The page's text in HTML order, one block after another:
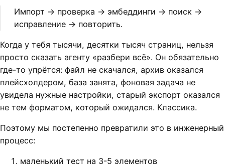
Импорт → проверка → эмбеддинги → поиск →
исправление → повторить.
Когда у тебя тысячи, десятки тысяч страниц, нельзя
просто сказать агенту «разбери всё». Он обязательно
где-то упрётся: файл не скачался, архив оказался
плейсхолдером, база занята, фоновая задача не
увидела нужные настройки, старый экспорт оказался
не тем форматом, который ожидался. Классика.
Поэтому мы постепенно превратили это в инженерный
процесс:
маленький тест на 3-5 элементов